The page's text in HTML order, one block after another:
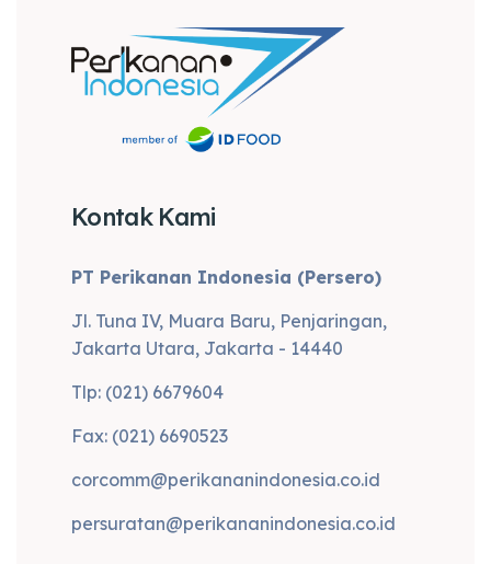
Kontak Kami
PT Perikanan Indonesia (Persero)
Jl. Tuna IV, Muara Baru, Penjaringan,
Jakarta Utara, Jakarta - 14440
Tlp: (021) 6679604
Fax: (021) 6690523
corcomm@perikananindonesia.co.id
persuratan@perikananindonesia.co.id